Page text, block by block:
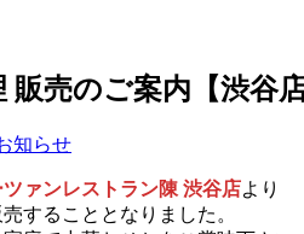
販売のご案内【渋谷
知らせ
ツァンレストラン陳 渋谷店より
することとなりました。